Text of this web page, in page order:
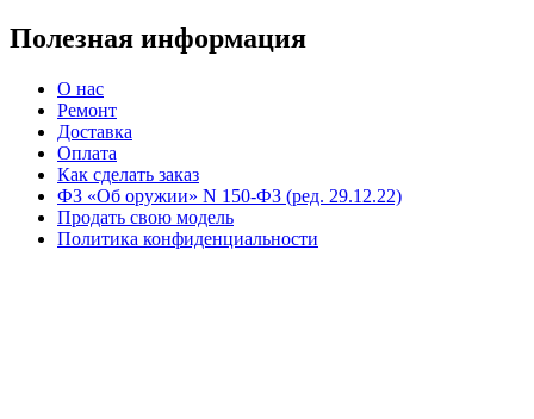
Полезная информация
О нас
Ремонт
Доставка
Оплата
Как сделать заказ
ФЗ «Об оружии» N 150-ФЗ (ред. 29.12.22)
Продать свою модель
Политика конфиденциальности